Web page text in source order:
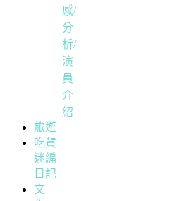
感/
分
析/
演
員
介
紹
旅遊
吃貨
迷編
日記
文